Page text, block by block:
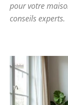
pour votre
conseils experts.